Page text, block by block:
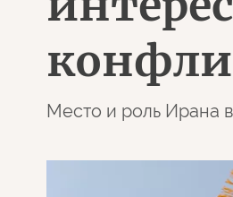
Место и роль Ирана